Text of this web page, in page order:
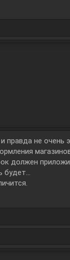
правда не очень
должен
будет...